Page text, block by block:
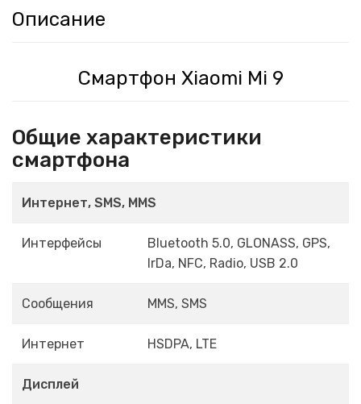
Описание
Смартфон Xiaomi Mi 9
Общие характеристики
смартфона
Интернет, SMS, MMS
Интерфейсы
Bluetooth 5.0, GLONASS, GPS,
IrDa, NFC, Radio, USB 2.0
Сообщения MMS, SMS
Интернет HSDPA, LTE
Дисплей